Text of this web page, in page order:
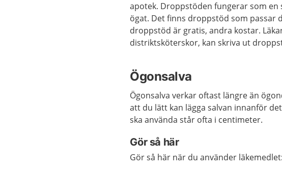
apotek. Droppstöden fungerar som
ögat. Det finns droppstöd som passar
droppstöd är gratis, andra kostar.
distriktsköterskor, kan skriva ut
Ögonsalva
Ögonsalva verkar oftast längre än
att du lätt kan lägga salvan innanför
ska använda står ofta i centimeter.
Gör så här
Gör så här när du använder läkemedlet: